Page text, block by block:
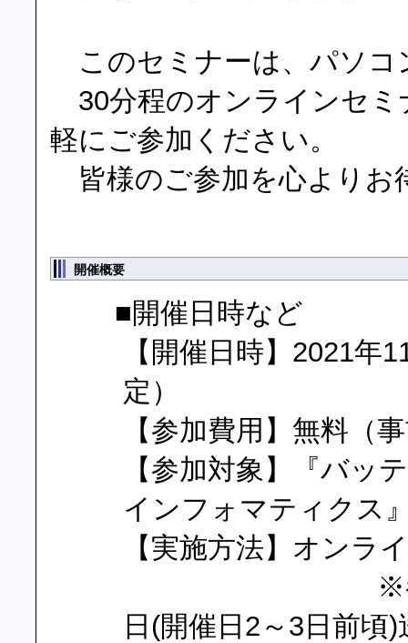
このセミナーは、パソコ
30分程のオンラインセミ
軽にご参加ください。
皆様のご参加を心よりお
開催概要
■開催日時など
【開催日時】2021年
定）
【参加費用】無料（
【参加対象】『バッ
インフォマティクス
【実施方法】オンラ
※参加用URL
日(開催日2～3日前